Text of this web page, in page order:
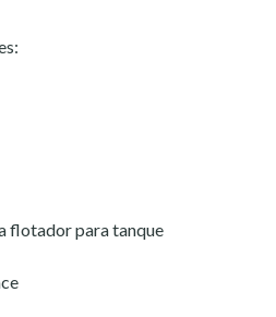
flotador para tanque